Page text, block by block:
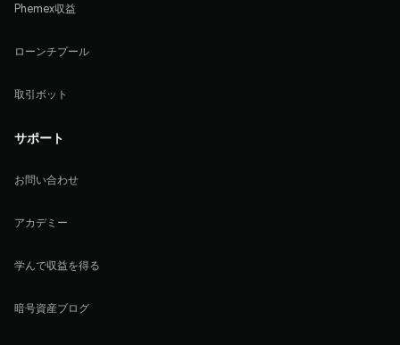
Phemex収益
ローンチプール
取引ボット
サポート
お問い合わせ
アカデミー
学んで収益を得る
暗号資産ブログ